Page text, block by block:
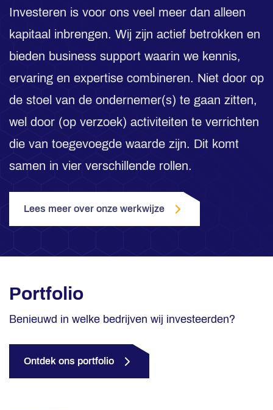
Investeren is voor ons veel meer dan alleen
kapitaal inbrengen. Wij zijn actief betrokken en
bieden business support waarin we kennis,
ervaring en expertise combineren. Niet door op
de stoel van de ondernemer(s) te gaan zitten,
wel door (op verzoek) activiteiten te verrichten
die van toegevoegde waarde zijn. Dit komt
samen in vier verschillende rollen.
Lees meer over onze werkwijze
Portfolio
Benieuwd in welke bedrijven wij investeerden?
Ontdek ons portfolio